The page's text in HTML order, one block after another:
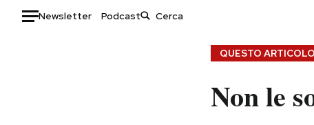
Newsletter Podcast
QUESTO
Non le